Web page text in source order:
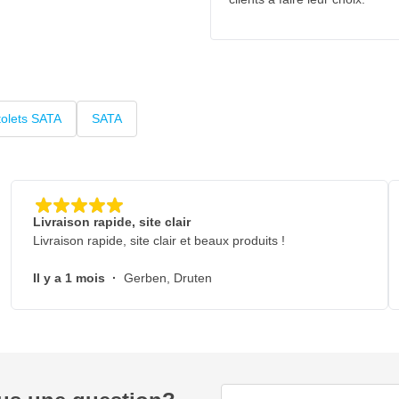
SATA SATA
Livraison rapide, site clair
Livraison rapide, site clair et beaux produits !
Il y a 1 mois · Gerben, Druten